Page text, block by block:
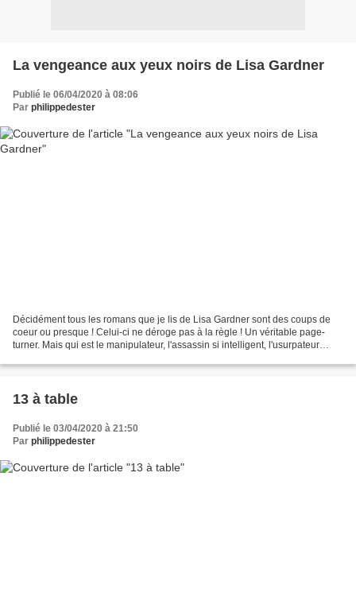
La vengeance aux yeux noirs de Lisa Gardner
Publié le 06/04/2020 à 08:06
Par philippedester
Décidément tous les romans que je lis de Lisa Gardner sont des coups de
coeur ou presque ! Celui-ci ne déroge pas à la règle ! Un véritable page-
turner. Mais qui est le manipulateur, l'assassin si intelligent, l'usurpateur
13 à table
Publié le 03/04/2020 à 21:50
Par philippedester